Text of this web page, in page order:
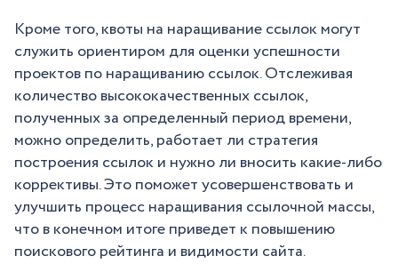
Кроме того, квоты на наращивание ссылок могут
служить ориентиром для оценки успешности
проектов по наращиванию ссылок. Отслеживая
количество высококачественных ссылок,
полученных за определенный период времени,
можно определить, работает ли стратегия
построения ссылок и нужно ли вносить какие-либо
коррективы. Это поможет усовершенствовать и
улучшить процесс наращивания ссылочной массы,
что в конечном итоге приведет к повышению
поискового рейтинга и видимости сайта.